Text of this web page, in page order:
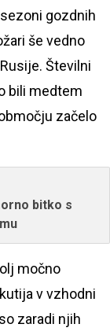
gozdnih
še vedno
Številni
bili medtem
začelo
bitko s
močno
v vzhodni
zaradi njih